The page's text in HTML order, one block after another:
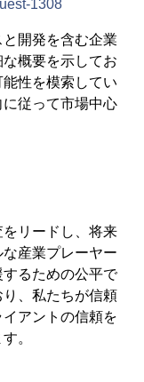
1308
開発を含む企業
概要を示してお
性を模索してい
従って市場中心
リードし、将来
産業プレーヤー
るための公平で
、私たちが信頼
アントの信頼を
。